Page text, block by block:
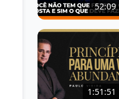
52:09
1:51:51